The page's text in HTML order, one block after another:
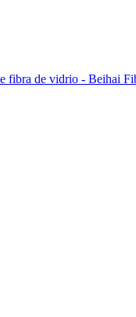
fibra de vidrio - Beihai